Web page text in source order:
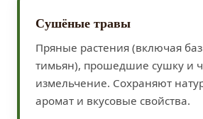
Сушёные травы
Пряные растения (включая
тимьян), прошедшие сушку и
измельчение. Сохраняют
аромат и вкусовые свойства.